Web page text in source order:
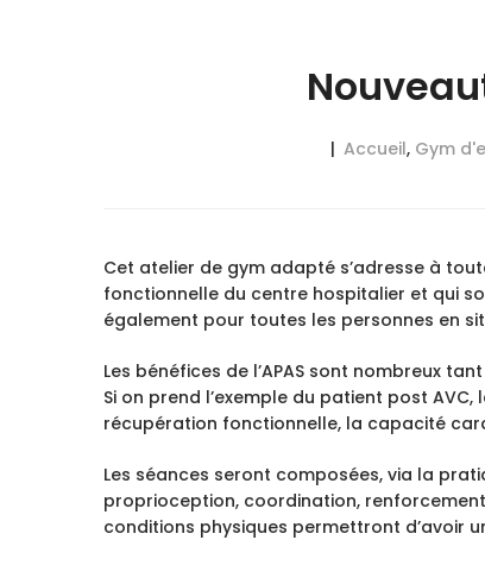
Accueil, Gym
Cet atelier de gym adapté s’adresse à
fonctionnelle du centre hospitalier et qui
également pour toutes les personnes en
Les bénéfices de l’APAS sont nombreux
Si on prend l’exemple du patient post
récupération fonctionnelle, la capacité
Les séances seront composées, via la
proprioception, coordination,
conditions physiques permettront d’avoir